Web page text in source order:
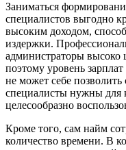
Заниматься
специалистов выгодно
высоким доходом,
издержки.
администраторы высоко
поэтому уровень
не может себе
специалисты нужны для
целесообразно
Кроме того, сам найм
количество времени. В